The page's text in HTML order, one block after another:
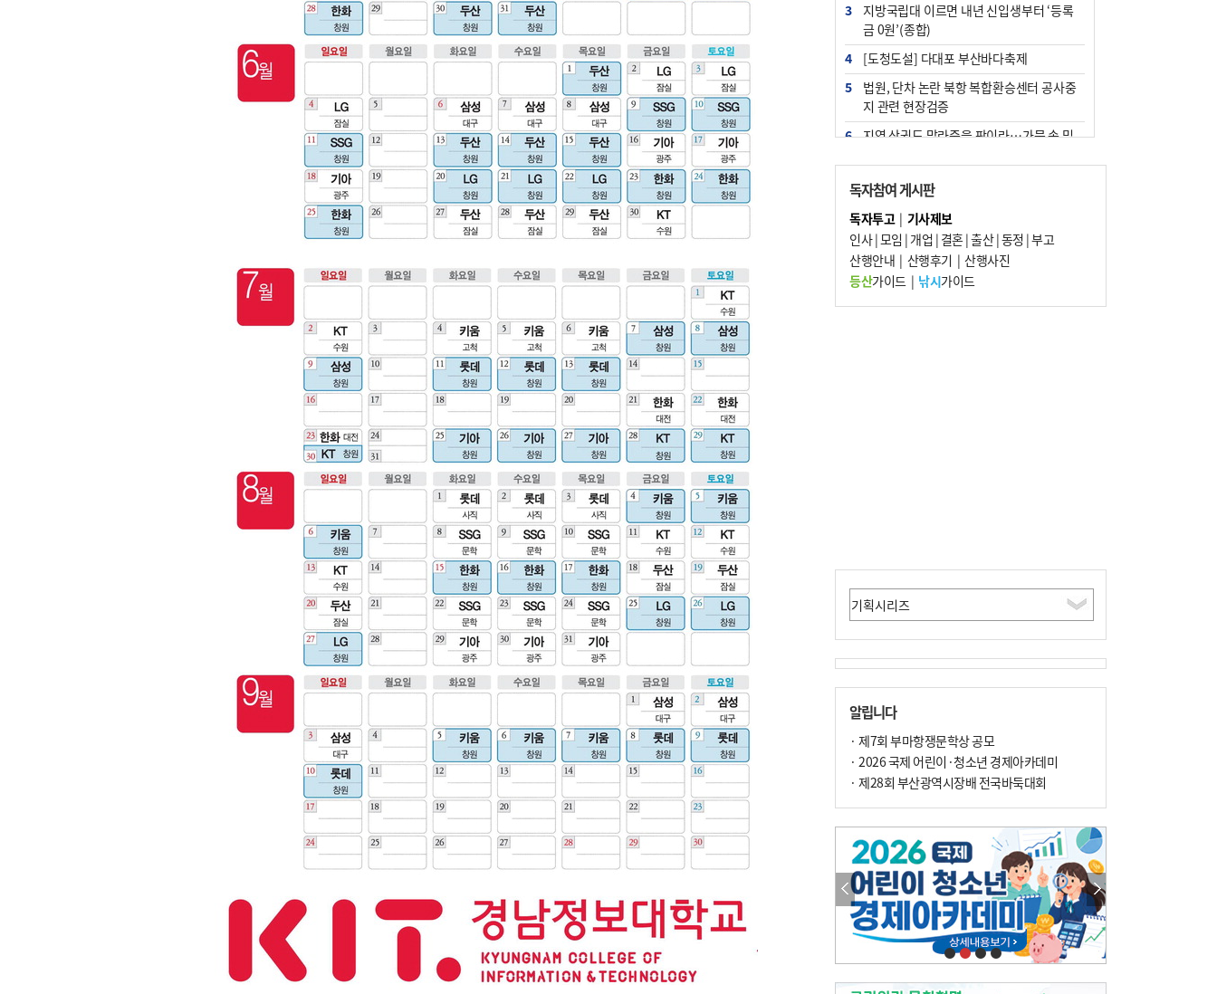
3
지방국립대 이르면 내년 신입생부터 ‘등록
금 0원’(종합)
4
[도청도설] 다대포 부산바다축제
5
법원, 단차 논란 북항 복합환승센터 공사중
지 관련 현장검증
6
지역 상권도 말라죽을 판이라…가뭄 속 밀
7
통영시민 추석 전 35만 원 받는다
8
부산 철강공장 50대 노동자 추락사
9
국힘 부산시당, ‘정이한 조력’ 시의원 윤리
위에…‘한동훈 지지’도 신고접수
10 탄소흡수력 높여 폭염 대응…부산 도시숲
지도 다시 그린다
독자참여 게시판
독자투고| 기사제보
인사|모임 | 개업 | 결혼|출산|동정 |부고
산행안내 | 산행후기 | 산행사진
등산가이드| 낚시가이드
알립니다
· 제7회 부마항쟁문학상 공모
· 2026 국제 어린이·청소년 경제아카데미
· 제28회 부산광역시장배 전국바둑대회